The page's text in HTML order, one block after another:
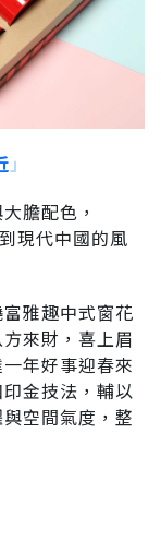
」
膽配色，
現代中國的風
雅趣中式窗花
來財，喜上眉
年好事迎春來
金技法，輔以
空間氣度，整